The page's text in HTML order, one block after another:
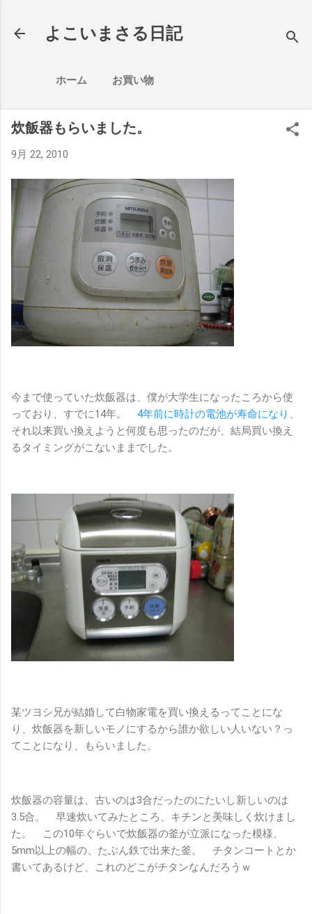
よこいまさる日記
ホーム お買い物
炊飯器もらいました。
9月 22, 2010
今まで使っていた炊飯器は、僕が大学生になったころから使
っており、すでに14年。 4年前に時計の電池が寿命になり
それ以来買い換えようと何度も思ったのだが、結局買い換え
るタイミングがこないままでした。
某ツヨシ兄が結婚して白物家電を買い換えるってことにな
り、炊飯器を新しいモノにするから誰か欲しい人いない？っ
てことになり、もらいました。
炊飯器の容量は、古いのは3合だったのにたいし新しいのは
3.5合。 早速炊いてみたところ、キチンと美味しく炊けまし
た。 この10年ぐらいで炊飯器の釜が立派になった模様、
5mm以上の幅の、たぶん鉄で出来た釜。 チタンコートとか
書いてあるけど、これのどこがチタンなんだろうｗ